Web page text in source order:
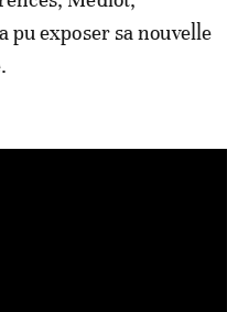
pu exposer sa nouvelle